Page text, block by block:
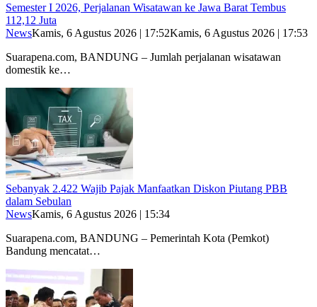
Semester I 2026, Perjalanan Wisatawan ke Jawa Barat Tembus
112,12 Juta
NewsKamis, 6 Agustus 2026 | 17:52Kamis, 6 Agustus 2026 | 17:53
Suarapena.com, BANDUNG – Jumlah perjalanan wisatawan
domestik ke…
Sebanyak 2.422 Wajib Pajak Manfaatkan Diskon Piutang PBB
dalam Sebulan
NewsKamis, 6 Agustus 2026 | 15:34
Suarapena.com, BANDUNG – Pemerintah Kota (Pemkot)
Bandung mencatat…